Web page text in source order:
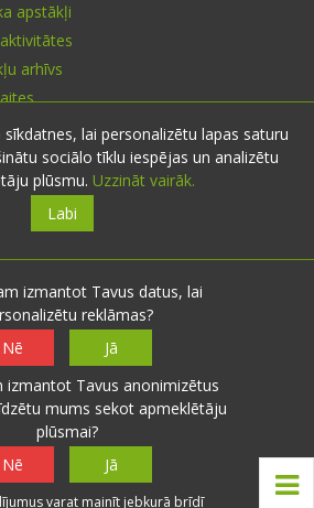
apstākļi
arhīvs
nosūti ziņu
v2
· Galerijas· Radars·
lai personalizētu lapas saturu
sociālo tīklu iespējas un analizētu
plūsmu. Uzzināt vairāk.
Labi
izmantot Tavus datus, lai
reklāmas?
Nē
Jā
izmantot Tavus anonimizētus
mums sekot apmeklētāju
plūsmai?
Nē
Jā
varat mainīt jebkurā brīdī